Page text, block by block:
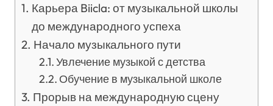
Карьера Biicla: от музыкальной школы
до международного успеха
Начало музыкального пути
Увлечение музыкой с детства
Обучение в музыкальной школе
Прорыв на международную сцену